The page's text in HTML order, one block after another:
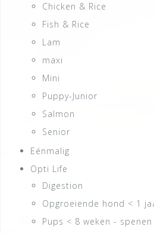
Chicken & Rice
Fish & Rice
Lam
maxi
Mini
Puppy-Junior
Salmon
Senior
Eénmalig
Opti Life
Digestion
Opgroeiende hond < 1
Pups < 8 weken - spenen